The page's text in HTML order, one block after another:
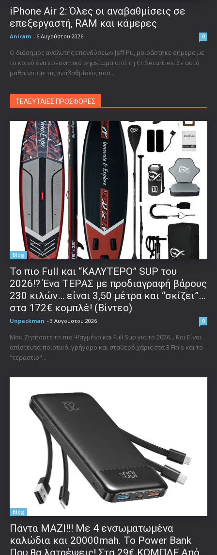
iPhone Air 2: Όλες οι αναβαθμίσεις σε
επεξεργαστή, RAM και κάμερες
Aniram - 6 Αυγούστου 2026 0
Ο διάσημος αναλυτής επενδύσεων Jeff Pu, μοιράστηκε σήμερα με
το κοινό ένα ερευνητικό σημείωμα από τη CF Securities. Σε αυτό
μαθαίνουμε τις αναβαθμίσεις που...
ΤΕΛΕΥΤΑΙΕΣ ΠΡΟΣΦΟΡΕΣ
Blog
To πιο Full και “ΚΑΛΥΤΕΡΟ” SUP του
2026!? Ένα ΤΕΡΑΣ με προδιαγραφή βάρους
230 κιλών… είναι 3,50 μέτρα και “σκίζει”…
στα 172€ κομπλέ! (Βίντεο)
Unpackman - 3 Αυγούστου 2026 0
Μου Ζητήσατε το πιο Ψαγμένο και Full Sup για το 2026... Και Είναι
απίστευτα ποιοτικό, γρήγορο και σταθερό χάρις στα 3 Fin's και το
"τεράστιο"...
Blog
Πάντα ΜΑΖΙ!!! Με 4 ενσωματωμένα
καλώδια και 20000mah. Το Power Bank
Που θα λατρέψεις! Στα 29€ ΚΟΜΠΛΕ Από